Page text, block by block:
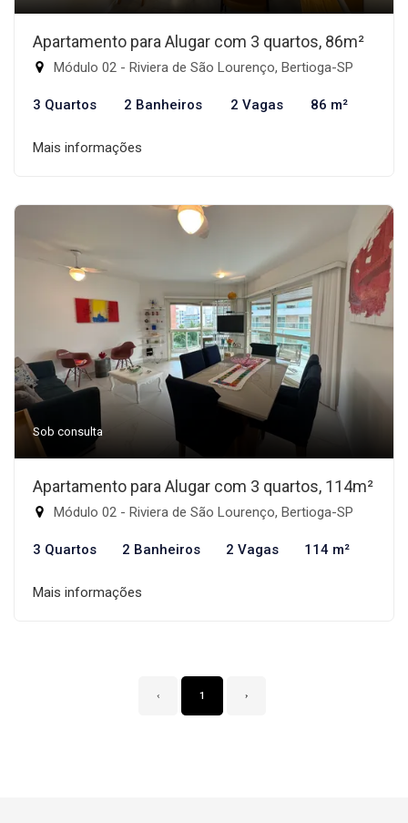
Apartamento para Alugar com 3 quartos, 86m²
Módulo 02 - Riviera de São Lourenço, Bertioga-SP
3 Quartos 2 Banheiros 2 Vagas 86 m²
Mais informações
Sob consulta
Apartamento para Alugar com 3 quartos, 114m²
Módulo 02 - Riviera de São Lourenço, Bertioga-SP
3 Quartos 2 Banheiros 2 Vagas 114 m²
Mais informações
‹ 1 ›